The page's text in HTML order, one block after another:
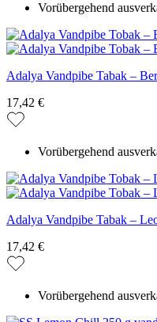
Vorübergehend
Adalya Vandpibe Tabak –
17,42 €
Vorübergehend
Adalya Vandpibe Tabak –
17,42 €
Vorübergehend